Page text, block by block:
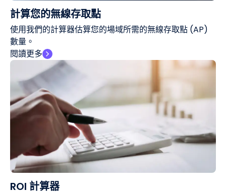
計算您的無線存取點
使用我們的計算器估算您的場域所需的無線存取點 (AP)
數量。
閱讀更多
ROI 計算器